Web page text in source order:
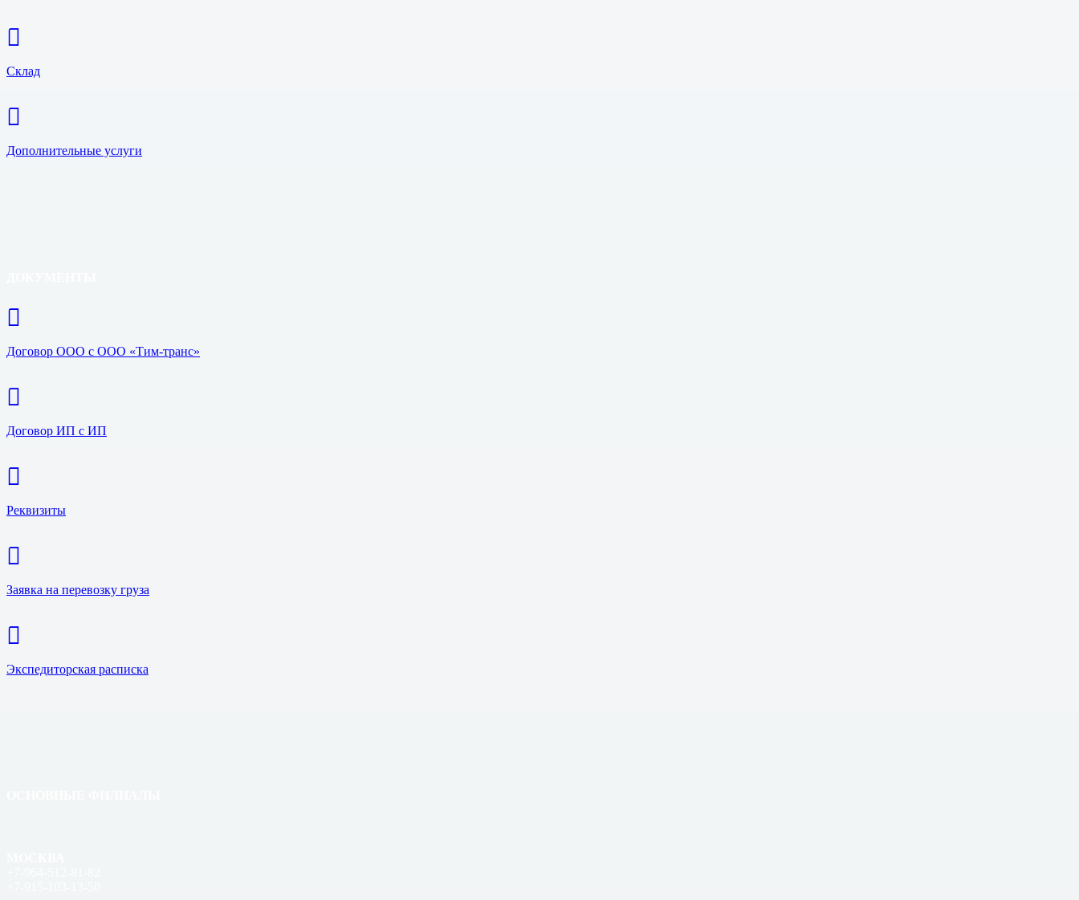
Склад
Дополнительные услуги
Договор ООО с ООО «Тим-транс»
Договор ИП с ИП
Реквизиты
Заявка на перевозку груза
Экспедиторская расписка